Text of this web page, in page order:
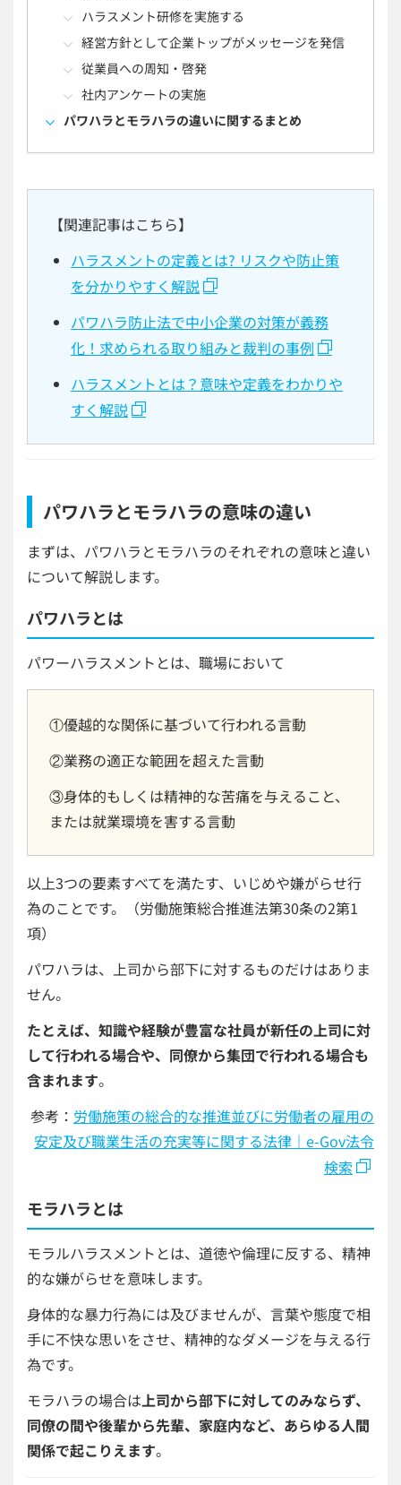
ハラスメント研修を実施する
経営方針として企業トップがメッセージを発信
従業員への周知・啓発
社内アンケートの実施
パワハラとモラハラの違いに関するまとめ
【関連記事はこちら】
ハラスメントの定義とは? リスクや防止策
を分かりやすく解説
パワハラ防止法で中小企業の対策が義務
化！求められる取り組みと裁判の事例
ハラスメントとは？意味や定義をわかりや
すく解説
パワハラとモラハラの意味の違い
まずは、パワハラとモラハラのそれぞれの意味と違い
について解説します。
パワハラとは
パワーハラスメントとは、職場において
①優越的な関係に基づいて行われる言動
②業務の適正な範囲を超えた言動
③身体的もしくは精神的な苦痛を与えること、
または就業環境を害する言動
以上3つの要素すべてを満たす、いじめや嫌がらせ行
為のことです。（労働施策総合推進法第30条の2第1
項）
パワハラは、上司から部下に対するものだけはありま
せん。
たとえば、知識や経験が豊富な社員が新任の上司に対
して行われる場合や、同僚から集団で行われる場合も
含まれます。
参考： 労働施策の総合的な推進並びに労働者の雇用の
安定及び職業生活の充実等に関する法律｜e-Gov法令
検索
モラハラとは
モラルハラスメントとは、道徳や倫理に反する、精神
的な嫌がらせを意味します。
身体的な暴力行為には及びませんが、言葉や態度で相
手に不快な思いをさせ、精神的なダメージを与える行
為です。
モラハラの場合は上司から部下に対してのみならず、
同僚の間や後輩から先輩、家庭内など、あらゆる人間
関係で起こりえます。